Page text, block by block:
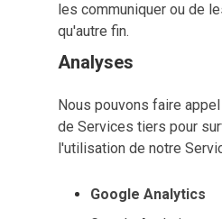
les communiquer ou de
qu'autre fin.
Analyses
Nous pouvons faire
de Services tiers pour
l'utilisation de notre
Google Analytics